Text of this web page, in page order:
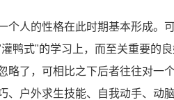
个人的性格在此时期基本形成。
鸭式"的学习上，而至关重要的
了，可相比之下后者往往对一
、户外求生技能、自我动手、动